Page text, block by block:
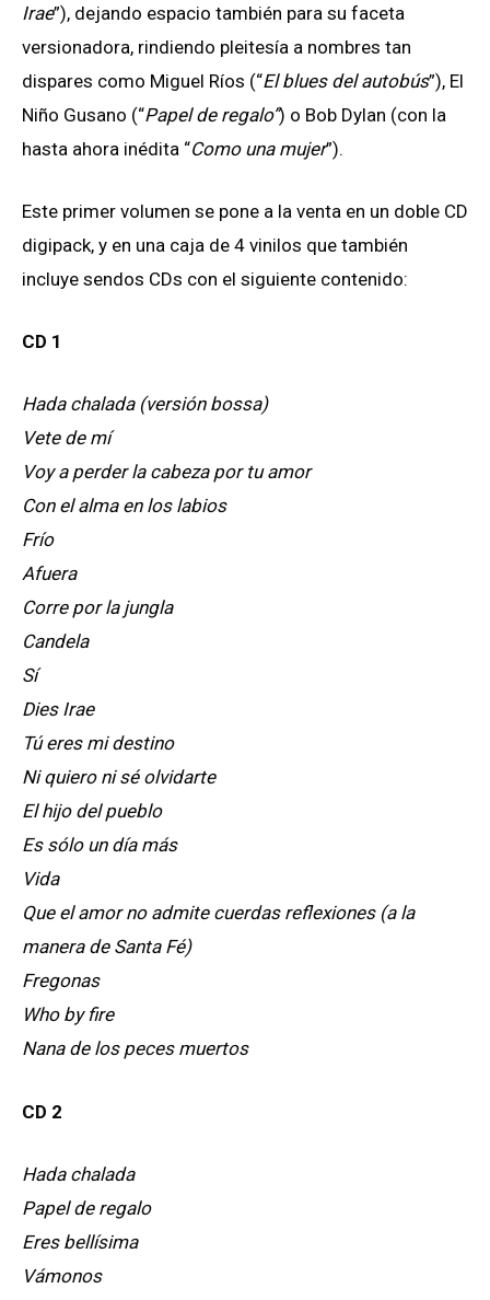
Irae”), dejando espacio también para su faceta
versionadora, rindiendo pleitesía a nombres tan
dispares como Miguel Ríos (“El blues del autobús”), El
Niño Gusano (“Papel de regalo”) o Bob Dylan (con la
hasta ahora inédita “Como una mujer”).
Este primer volumen se pone a la venta en un doble CD
digipack, y en una caja de 4 vinilos que también
incluye sendos CDs con el siguiente contenido:
CD 1
Hada chalada (versión bossa)
Vete de mí
Voy a perder la cabeza por tu amor
Con el alma en los labios
Frío
Afuera
Corre por la jungla
Candela
Sí
Dies Irae
Tú eres mi destino
Ni quiero ni sé olvidarte
El hijo del pueblo
Es sólo un día más
Vida
Que el amor no admite cuerdas reflexiones (a la
manera de Santa Fé)
Fregonas
Who by fire
Nana de los peces muertos
CD 2
Hada chalada
Papel de regalo
Eres bellísima
Vámonos